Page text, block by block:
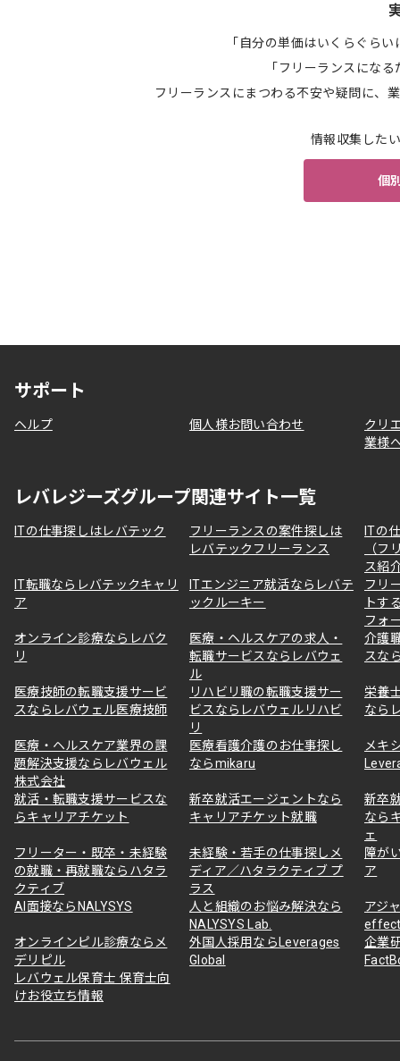
「自分の単価はいくらぐら
「フリーランスにな
フリーランスにまつわる不安や疑問に、
情報収集した
個
サポート
ヘルプ 個人様お問い合わせ
クリ
業様
レバレジーズグループ関連サイト一覧
ITの仕事探しはレバテック
フリーランスの案件探しは
レバテックフリーランス
ITの
（フ
ス紹
IT転職ならレバテックキャリ
ア
ITエンジニア就活ならレバテ
ックルーキー
フリ
トす
フォ
オンライン診療ならレバク
リ
医療・ヘルスケアの求人・
転職サービスならレバウェ
ル
介護
スな
医療技師の転職支援サービ
スならレバウェル医療技師
リハビリ職の転職支援サー
ビスならレバウェルリハビ
リ
栄養
なら
医療・ヘルスケア業界の課
題解決支援ならレバウェル
株式会社
医療看護介護のお仕事探し
ならmikaru
メキ
就活・転職支援サービスな
らキャリアチケット
新卒就活エージェントなら
キャリアチケット就職
新卒
なら
ェ
フリーター・既卒・未経験
の就職・再就職ならハタラ
クティブ
未経験・若手の仕事探しメ
ディア／ハタラクティブ プ
ラス
障が
ア
AI面接ならNALYSYS
人と組織のお悩み解決なら
NALYSYS Lab.
アジ
オンラインピル診療ならメ
デリピル
外国人採用ならLeverages
Global
企業
レバウェル保育士 保育士向
けお役立ち情報